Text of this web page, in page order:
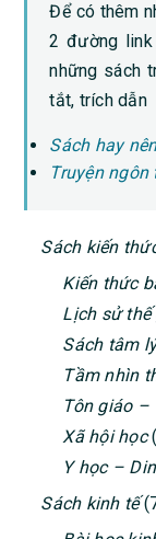
Để có thêm
2 đường
những sách
tắt, trích dẫn
Sách hay
Truyện
PRIMARY
Sách kiến
Kiến thức
Lịch sử thế
Sách tâm
Tầm nhìn
Tôn giáo –
Xã hội học
Y học –
Sách kinh tế